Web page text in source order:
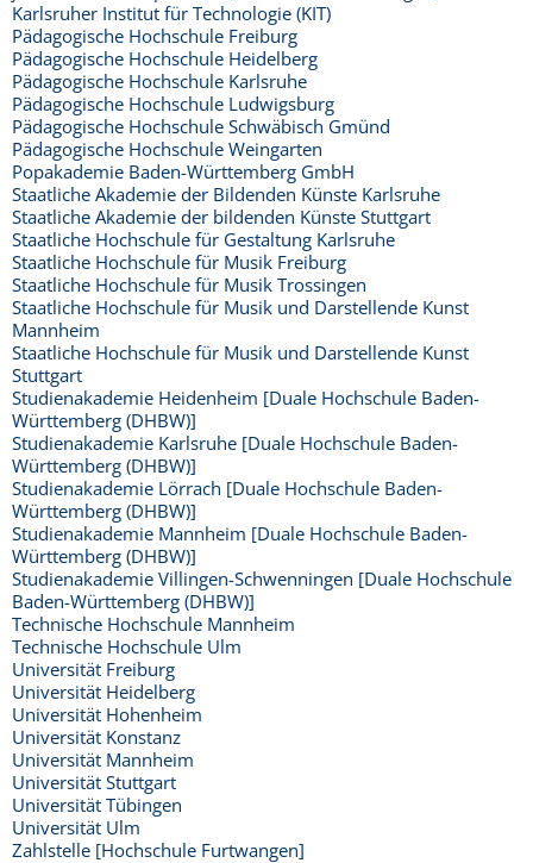
Karlsruher Institut für Technologie (KIT)
Pädagogische Hochschule Freiburg
Pädagogische Hochschule Heidelberg
Pädagogische Hochschule Karlsruhe
Pädagogische Hochschule Ludwigsburg
Pädagogische Hochschule Schwäbisch Gmünd
Pädagogische Hochschule Weingarten
Popakademie Baden-Württemberg GmbH
Staatliche Akademie der Bildenden Künste Karlsruhe
Staatliche Akademie der bildenden Künste Stuttgart
Staatliche Hochschule für Gestaltung Karlsruhe
Staatliche Hochschule für Musik Freiburg
Staatliche Hochschule für Musik Trossingen
Staatliche Hochschule für Musik und Darstellende Kunst
Mannheim
Staatliche Hochschule für Musik und Darstellende Kunst
Stuttgart
Studienakademie Heidenheim [Duale Hochschule Baden-
Württemberg (DHBW)]
Studienakademie Karlsruhe [Duale Hochschule Baden-
Württemberg (DHBW)]
Studienakademie Lörrach [Duale Hochschule Baden-
Württemberg (DHBW)]
Studienakademie Mannheim [Duale Hochschule Baden-
Württemberg (DHBW)]
Studienakademie Villingen-Schwenningen [Duale Hochschule
Baden-Württemberg (DHBW)]
Technische Hochschule Mannheim
Technische Hochschule Ulm
Universität Freiburg
Universität Heidelberg
Universität Hohenheim
Universität Konstanz
Universität Mannheim
Universität Stuttgart
Universität Tübingen
Universität Ulm
Zahlstelle [Hochschule Furtwangen]